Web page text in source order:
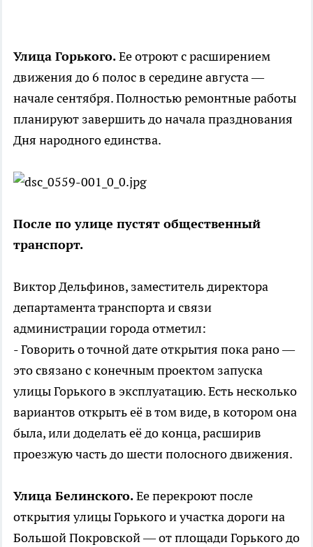
Улица Горького.Ее отроют с расширением
движения до 6 полос в середине августа ―
начале сентября. Полностью ремонтные работы
планируют завершить до начала празднования
Дня народного единства.
После по улице пустят общественный
транспорт.
Виктор Дельфинов, заместитель директора
департамента транспорта и связи
администрации города отметил:
- Говорить о точной дате открытия пока рано ―
это связано с конечным проектом запуска
улицы Горького в эксплуатацию. Есть несколько
вариантов открыть её в том виде, в котором она
была, или доделать её до конца, расширив
проезжую часть до шести полосного движения.
Улица Белинского.Ее перекроют после
открытия улицы Горького и участка дороги на
Большой Покровской ― от площади Горького до